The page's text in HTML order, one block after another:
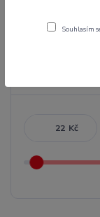
Kč
Souhlasím